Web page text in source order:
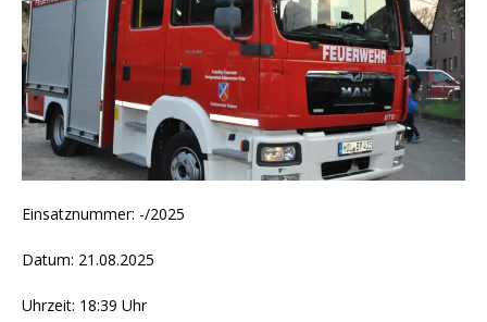
Einsatznummer: -/2025
Datum: 21.08.2025
Uhrzeit: 18:39 Uhr